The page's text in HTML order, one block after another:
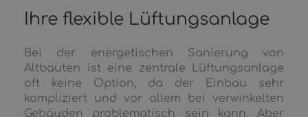
Ihre flexible Lüftungsanlage
Bei der energetischen Sanierung von
Altbauten ist eine zentrale Lüftungsanlage
oft keine Option, da der Einbau sehr
kompliziert und vor allem bei verwinkelten
Gebäuden problematisch sein kann. Aber